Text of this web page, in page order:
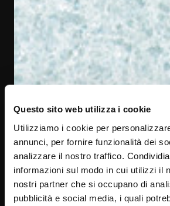
Questo sito web utilizza i cookie
Utilizziamo i cookie per
annunci, per fornire funzionalità dei
analizzare il nostro traffico.
informazioni sul modo in cui utilizzi il
nostri partner che si occupano di
pubblicità e social media, i quali